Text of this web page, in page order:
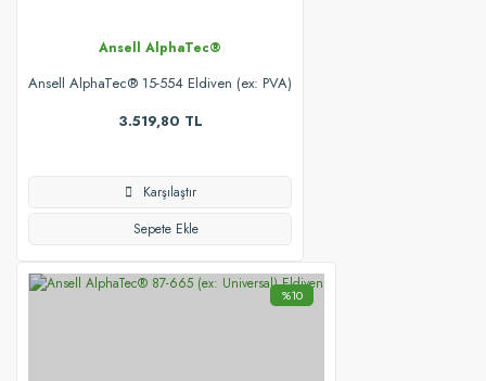
Ansell AlphaTec®
Ansell AlphaTec® 15-554 Eldiven (ex: PVA)
3.519,80 TL
Karşılaştır
Sepete Ekle
%10